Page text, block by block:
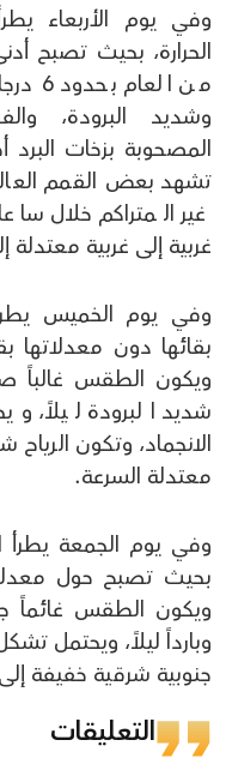
وفي يوم الأربعاء
الحرارة، بحيث تصبح
من
وشديد البرودة،
المصحوبة بزخات
تشهد بعض القمم
غير المتراكم خلال
غربية إلى غربية
وفي يوم الخميس
بقائها دون معدلاتها
ويكون الطقس غالباً
شديد البرودة
الانجماد، وتكون
معتدلة السرعة.
وفي يوم الجمعة يطرأ
بحيث تصبح حول
ويكون الطقس غائماً
وبارداً ليلاً، ويحتمل
جنوبية شرقية خفيفة
التعليقات